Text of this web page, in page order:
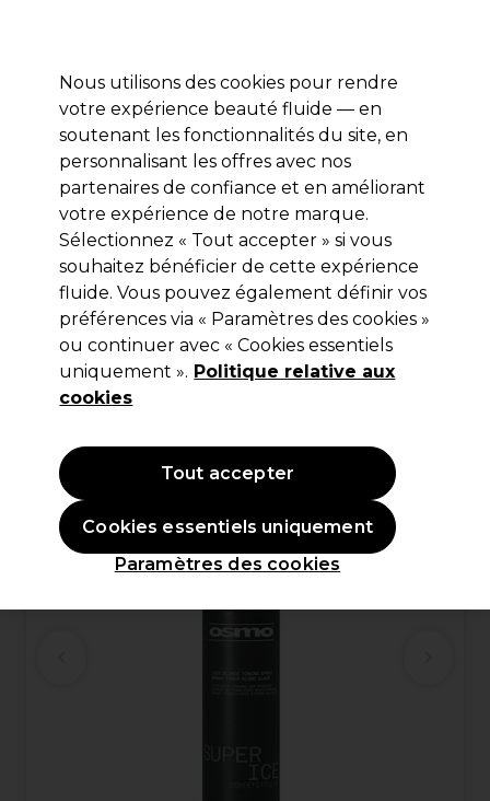
Se connecter
Marques Bons plans Coiffure Electro et Matériel
Livraison et délais
lire la suite
Osmo
Osmo Super Ice Spray Toner Blond
Glacé 100ml
(0)
11,65 €Hors TVA
Nous utilisons des cookies pour rendre
votre expérience beauté fluide — en
soutenant les fonctionnalités du site, en
personnalisant les offres avec nos
partenaires de confiance et en améliorant
votre expérience de notre marque.
Sélectionnez « Tout accepter » si vous
souhaitez bénéficier de cette expérience
fluide. Vous pouvez également définir vos
préférences via « Paramètres des cookies »
ou continuer avec « Cookies essentiels
uniquement ». Politique relative aux
cookies
Paramètres des cookies
Cookies essentiels uniquement
Tout accepter